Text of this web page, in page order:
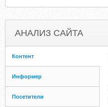
АНАЛИЗ САЙТА
Контент
Информер
Посетители